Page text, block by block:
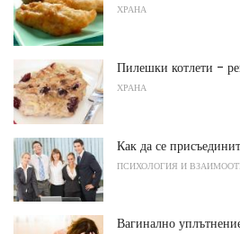
ХРАНА
Пилешки котлети -
ХРАНА
Как да се
ПСИХОЛОГИЯ И
Вагинално